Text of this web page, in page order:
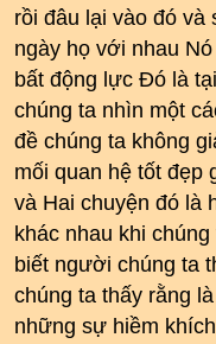
rồi đâu lại vào đó và
ngày họ với nhau
bất động lực Đó là
chúng ta nhìn một
đề chúng ta không
mối quan hệ tốt
và Hai chuyện đó là
khác nhau khi
biết người chúng ta
chúng ta thấy rằng
những sự hiềm